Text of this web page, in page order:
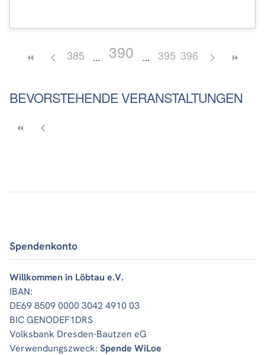
385 390 395 396
BEVORSTEHENDE VERANSTALTUNGEN
Spendenkonto
Willkommen in Löbtau e.V.
IBAN:
DE69 8509 0000 3042 4910 03
BIC GENODEF1DRS
Volksbank Dresden-Bautzen eG
Verwendungszweck: Spende WiLoe